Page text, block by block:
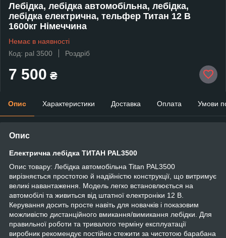
Лебідка, лебідка автомобільна, лебідка,
лебідка електрична, тельфер Титан 12 В
1600кг Німеччина
Немає в наявності
Код: pal 3500
Роздріб
7 500 ₴
Опис Характеристики Доставка Оплата Умови
Опис
Електрична лебідка ТИТАН PAL3500
Опис товару: Лебідка автомобільна Titan PAL3500
вирізняється простотою й надійністю конструкції, що витримує
великі навантаження. Модель легко встановлюється на
автомобілі та живиться від штатної електроніки 12 В.
Керування досить просте навіть для новачків і показовим
можливістю дистанційного вмикання/вимикання лебідки. Для
правильної роботи та тривалого терміну експлуатації
виробник рекомендує постійно стежити за чистотою барабана